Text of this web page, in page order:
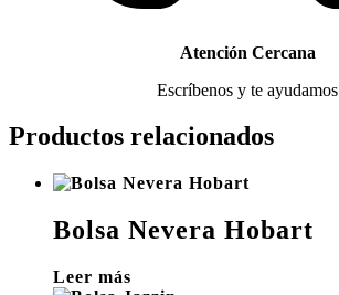
Atención Cercana
Escríbenos y te ayudamos
Productos relacionados
Bolsa Nevera Hobart
Leer más